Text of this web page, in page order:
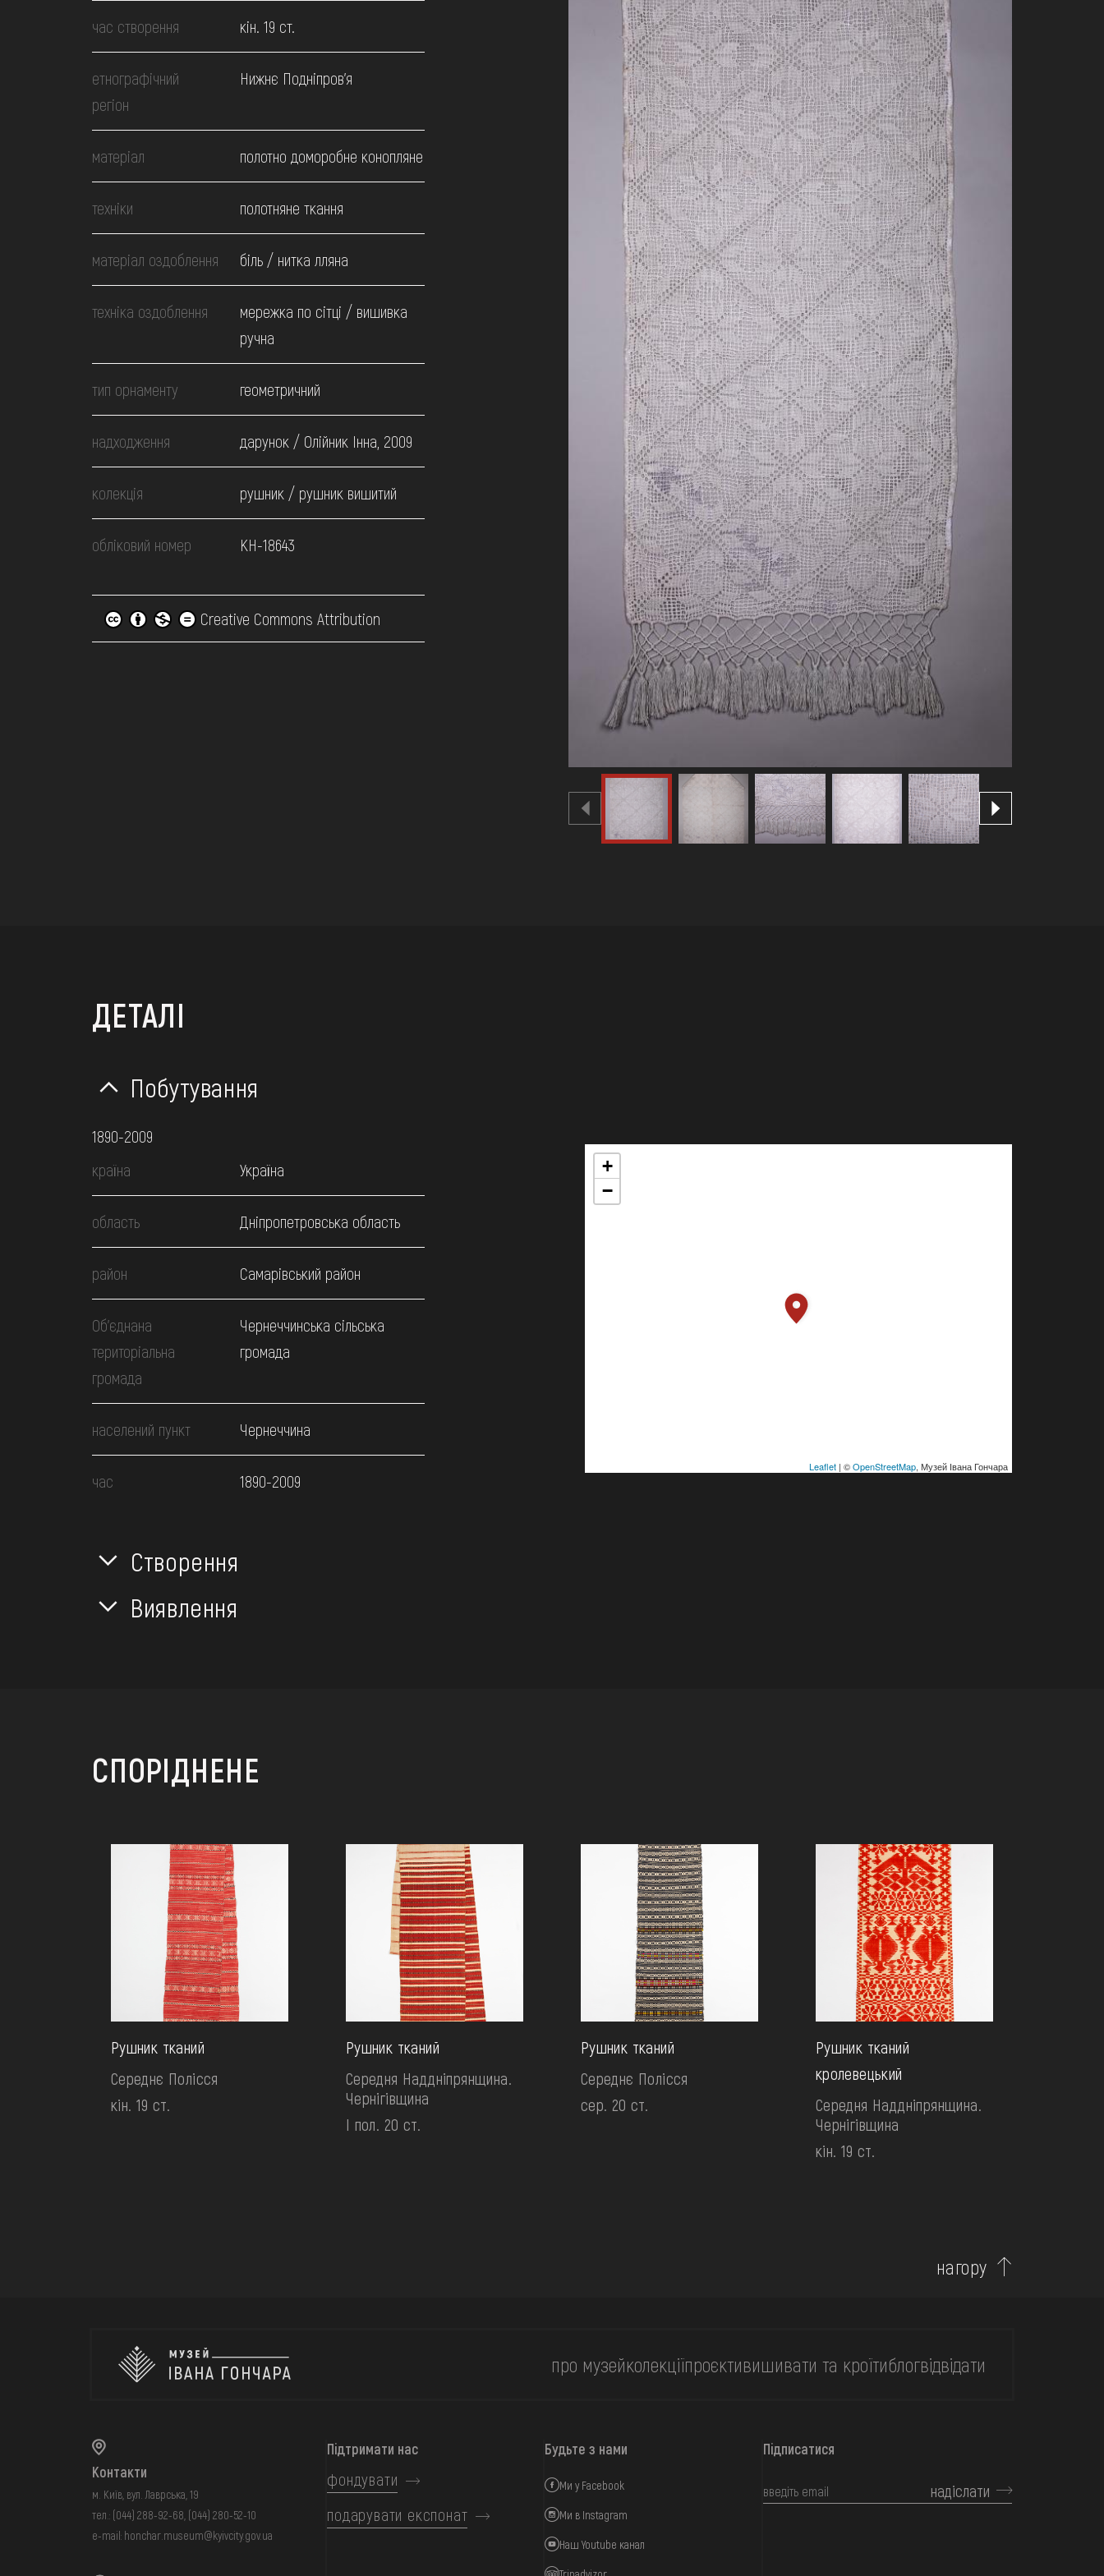
ВІДВІДАТИ
НАВЧИТИСЯ
ПОСЛУГИ
час створення кін. 19 ст.
етнографічний
регіон
Нижнє Подніпров'я
матеріал полотно доморобне конопляне
техніки полотняне ткання
матеріал оздоблення біль / нитка лляна
техніка оздоблення
мережка по сітці / вишивка
ручна
тип орнаменту геометричний
надходження дарунок / Олійник Інна, 2009
колекція рушник / рушник вишитий
обліковий номер КН-18643
Creative Commons Attribution
ДЕТАЛІ
Побутування
1890-2009
країна
Україна
область Дніпропетровська область
район Самарівський район
Об’єднана
територіальна
громада
Чернеччинська сільська
громада
населений пункт Чернеччина
час 1890-2009
+
−
Leaflet | ©OpenStreetMap, Музей Івана Гончара
Створення
Виявлення
СПОРІДНЕНЕ
Рушник тканий
Середнє Полісся
кін. 19 ст.
Рушник тканий
Середня Наддніпрянщина.
Чернігівщина
І пол. 20 ст.
Рушник тканий
Середнє Полісся
сер. 20 ст.
Рушник тканий
кролевецький
Середня Наддніпрянщина.
Чернігівщина
кін. 19 ст.
нагору
про музейколекціїпроєктивишивати та кроїтиблогвідвідати
Контакти
м. Київ, вул. Лаврська, 19
тел.: (044) 288-92-68 (044) 280-52-10
e-mail: honchar.museum@kyivcity.gov.ua
Підтримати нас
фондувати
подарувати експонат
Будьте з нами
Ми у Facebook
Ми в Instagram
Наш Youtube канал
Підписатися
надіслати